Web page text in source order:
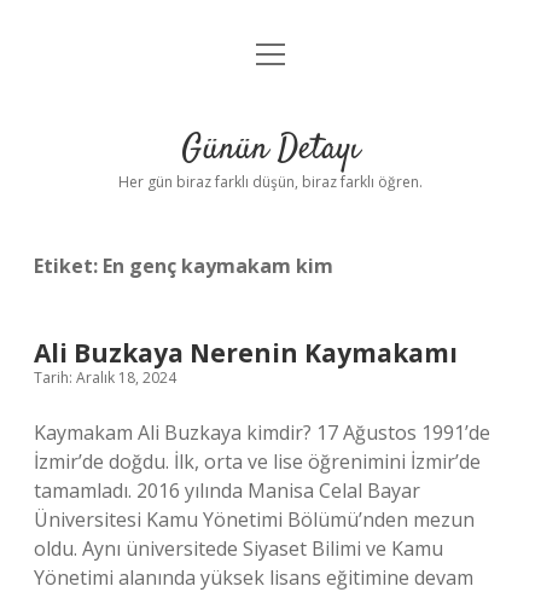
Anasayfa
Yasal Uyarı
menüyü
Günün Detayı
Her gün biraz farklı düşün, biraz farklı öğren.
Etiket: En genç kaymakam kim
Ali Buzkaya Nerenin Kaymakamı
Tarih: Aralık 18, 2024
Kaymakam Ali Buzkaya kimdir? 17 Ağustos 1991’de
İzmir’de doğdu. İlk, orta ve lise öğrenimini İzmir’de
tamamladı. 2016 yılında Manisa Celal Bayar
Üniversitesi Kamu Yönetimi Bölümü’nden mezun
oldu. Aynı üniversitede Siyaset Bilimi ve Kamu
Yönetimi alanında yüksek lisans eğitimine devam